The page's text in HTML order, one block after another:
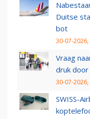
Duitse
bot
30-07-2026,
Vraag
druk
30-07-2026,
SWISS-